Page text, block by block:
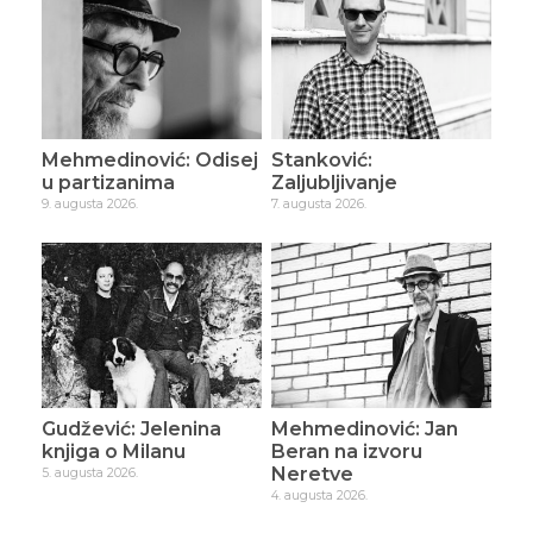
Mehmedinović: Odisej
u partizanima
9. augusta 2026.
Stanković:
Zaljubljivanje
7. augusta 2026.
Gudžević: Jelenina
knjiga o Milanu
5. augusta 2026.
Mehmedinović: Jan
Beran na izvoru
Neretve
4. augusta 2026.